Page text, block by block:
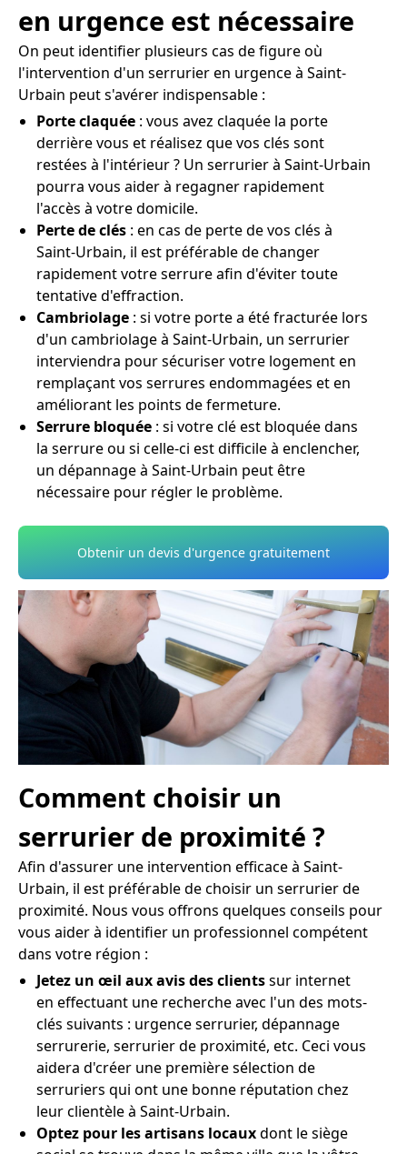
en urgence est nécessaire
On peut identifier plusieurs cas de figure où
l'intervention d'un serrurier en urgence à Saint-
Urbain peut s'avérer indispensable :
Porte claquée : vous avez claquée la porte
derrière vous et réalisez que vos clés sont
restées à l'intérieur ? Un serrurier à Saint-Urbain
pourra vous aider à regagner rapidement
l'accès à votre domicile.
Perte de clés : en cas de perte de vos clés à
Saint-Urbain, il est préférable de changer
rapidement votre serrure afin d'éviter toute
tentative d'effraction.
Cambriolage : si votre porte a été fracturée lors
d'un cambriolage à Saint-Urbain, un serrurier
interviendra pour sécuriser votre logement en
remplaçant vos serrures endommagées et en
améliorant les points de fermeture.
Serrure bloquée : si votre clé est bloquée dans
la serrure ou si celle-ci est difficile à enclencher,
un dépannage à Saint-Urbain peut être
nécessaire pour régler le problème.
Obtenir un devis d'urgence gratuitement
Comment choisir un
serrurier de proximité ?
Afin d'assurer une intervention efficace à Saint-
Urbain, il est préférable de choisir un serrurier de
proximité. Nous vous offrons quelques conseils pour
vous aider à identifier un professionnel compétent
dans votre région :
Jetez un œil aux avis des clientssur internet
en effectuant une recherche avec l'un des mots-
clés suivants : urgence serrurier, dépannage
serrurerie, serrurier de proximité, etc. Ceci vous
aidera d'créer une première sélection de
serruriers qui ont une bonne réputation chez
leur clientèle à Saint-Urbain.
Optez pour les artisans locauxdont le siège